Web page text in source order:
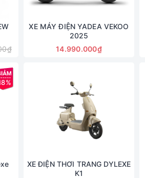
XE MÁY ĐIỆN YADEA VEKOO
2025
14.990.000₫
XE ĐIỆN THƠI TRANG DYLEXE
K1